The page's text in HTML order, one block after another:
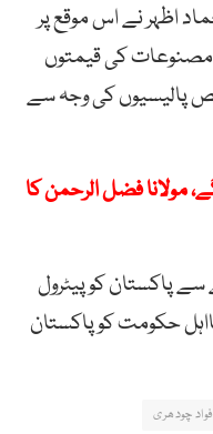
اظہر نے اس موقع پر
مصنوعات کی قیمتوں
پالیسیوں کی وجہ سے
مولانا فضل الرحمن کا
سے پاکستان کو پیٹرول
حکومت کو پاکستان
فواد چودھری